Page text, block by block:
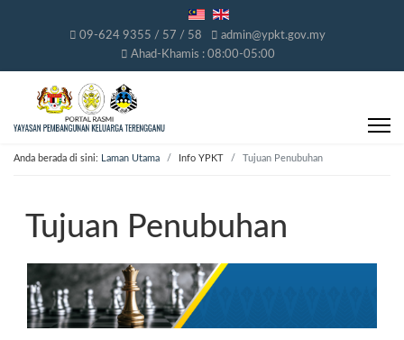
09-624 9355 / 57 / 58
admin@ypkt.gov.my
Ahad-Khamis : 08:00-05:00
Anda berada di sini: Laman Utama Info YPKT Tujuan Penubuhan
Tujuan Penubuhan